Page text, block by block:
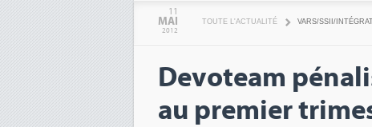
11
MAI
2012
TOUTE L'ACTUALITÉ VARS/SSII/
Devoteam
au premier